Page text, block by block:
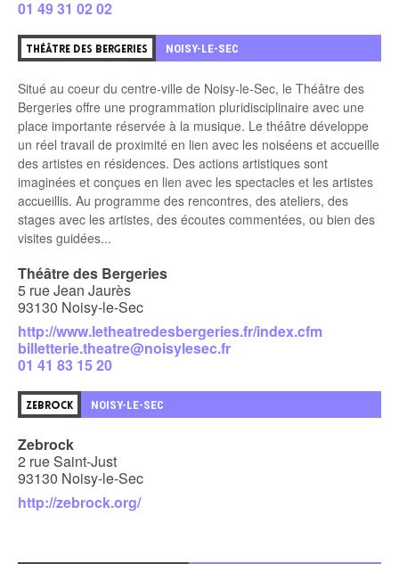
01 49 31 02 02
THÉÂTRE DES BERGERIES NOISY-LE-SEC
Situé au coeur du centre-ville de Noisy-le-Sec, le Théâtre des
Bergeries offre une programmation pluridisciplinaire avec une
place importante réservée à la musique. Le théâtre développe
un réel travail de proximité en lien avec les noiséens et accueille
des artistes en résidences. Des actions artistiques sont
imaginées et conçues en lien avec les spectacles et les artistes
accueillis. Au programme des rencontres, des ateliers, des
stages avec les artistes, des écoutes commentées, ou bien des
visites guidées...
Théâtre des Bergeries
5 rue Jean Jaurès
93130 Noisy-le-Sec
http://www.letheatredesbergeries.fr/index.cfm
billetterie.theatre@noisylesec.fr
01 41 83 15 20
ZEBROCK NOISY-LE-SEC
Zebrock
2 rue Saint-Just
93130 Noisy-le-Sec
http://zebrock.org/